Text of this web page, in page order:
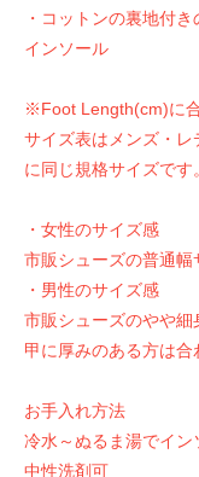
・コットンの裏地付
インソール
※Foot Length(cm)に
サイズ表はメンズ・
に同じ規格サイズです。
・女性のサイズ感
市販シューズの普通幅
・男性のサイズ感
市販シューズのやや細
甲に厚みのある方は合
お手入れ方法
冷水～ぬるま湯でイン
中性洗剤可